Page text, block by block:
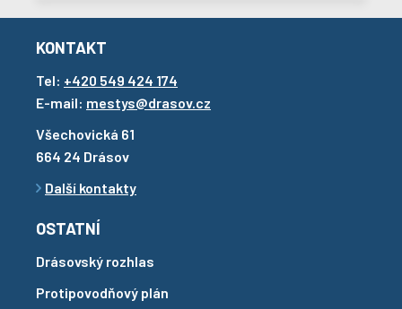
KONTAKT
Tel: +420 549 424 174
E-mail: mestys@drasov.cz
Všechovická 61
664 24 Drásov
Další kontakty
OSTATNÍ
Drásovský rozhlas
Protipovodňový plán